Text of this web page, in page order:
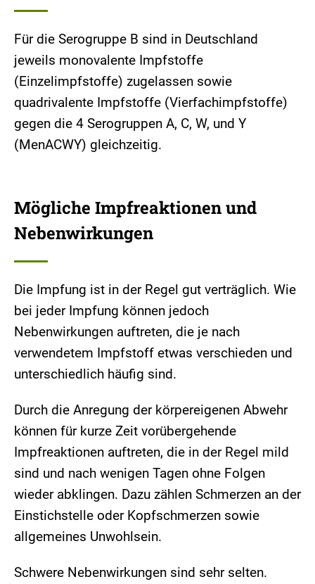
Für die Serogruppe B sind in Deutschland
jeweils monovalente Impfstoffe
(Einzelimpfstoffe) zugelassen sowie
quadrivalente Impfstoffe (Vierfachimpfstoffe)
gegen die 4 Serogruppen A, C, W, und Y
(MenACWY) gleichzeitig.
Mögliche Impfreaktionen und
Nebenwirkungen
Die Impfung ist in der Regel gut verträglich. Wie
bei jeder Impfung können jedoch
Nebenwirkungen auftreten, die je nach
verwendetem Impfstoff etwas verschieden und
unterschiedlich häufig sind.
Durch die Anregung der körpereigenen Abwehr
können für kurze Zeit vorübergehende
Impfreaktionen auftreten, die in der Regel mild
sind und nach wenigen Tagen ohne Folgen
wieder abklingen. Dazu zählen Schmerzen an der
Einstichstelle oder Kopfschmerzen sowie
allgemeines Unwohlsein.
Schwere Nebenwirkungen sind sehr selten.